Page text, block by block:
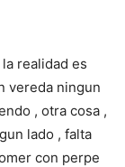
realidad es
vereda ningun
, otra cosa ,
lado , falta
con perpe